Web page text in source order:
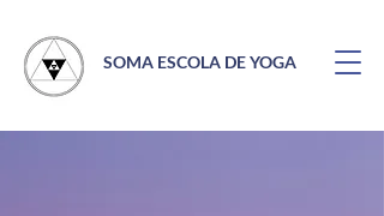
SOMA ESCOLA DE YOGA